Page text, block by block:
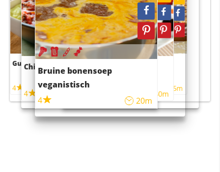
Guacamole
4
Chili con carne
4 45m
Bruine bonensoep
veganistisch
4
20m
Sushi rijstsalade
maaltijdsalade
40m
4 55m